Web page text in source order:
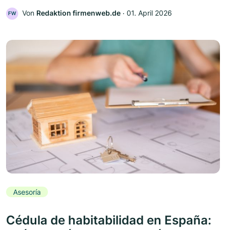
FW Von Redaktion firmenweb.de ‧ 01. April 2026
Asesoría
Cédula de habitabilidad en España: